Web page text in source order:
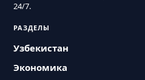
24/7.
РАЗДЕЛЫ
Узбекистан
Экономика